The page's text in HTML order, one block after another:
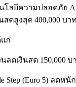
ลยีความปลอดภัย
ดสูงสุด 400,000 บา
ก่
นลดเงินสด 150,000
Step (Euro 5) ล